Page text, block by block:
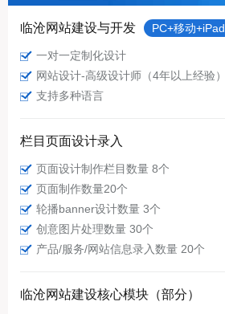
临沧网站建设与开发 PC+移动+iPad
一对一定制化设计
网站设计-高级设计师（4年以上经验）
支持多种语言
栏目页面设计录入
页面设计制作栏目数量 8个
页面制作数量20个
轮播banner设计数量 3个
创意图片处理数量 30个
产品/服务/网站信息录入数量 20个
临沧网站建设核心模块（部分）